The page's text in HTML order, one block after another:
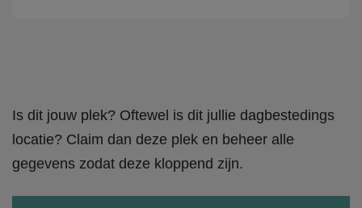
Is dit jouw plek? Oftewel is dit jullie dagbestedings
locatie? Claim dan deze plek en beheer alle
gegevens zodat deze kloppend zijn.